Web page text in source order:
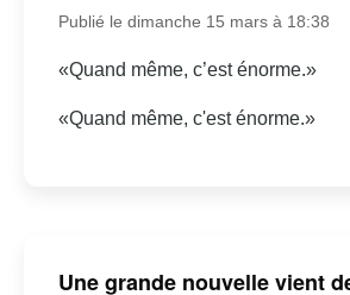
Publié le dimanche 15 mars à 18:38
«Quand même, c’est énorme.»
«Quand même, c'est énorme.»
Une grande nouvelle vient